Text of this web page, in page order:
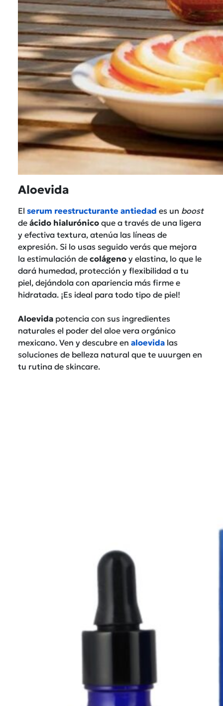
Aloevida
El serum reestructurante antiedad es un boost
de ácido hialurónico que a través de una ligera
y efectiva textura, atenúa las líneas de
expresión. Si lo usas seguido verás que mejora
la estimulación de colágeno y elastina, lo que le
dará humedad, protección y flexibilidad a tu
piel, dejándola con apariencia más firme e
hidratada. ¡Es ideal para todo tipo de piel!
Aloevida potencia con sus ingredientes
naturales el poder del aloe vera orgánico
mexicano. Ven y descubre en aloevida las
soluciones de belleza natural que te uuurgen en
tu rutina de skincare.